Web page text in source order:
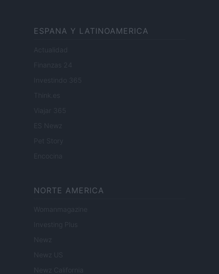
ESPANA Y LATINOAMERICA
Actualidad
Finanzas 24
Investindo 365
Think.es
Viajar 365
ES Newz
Encocina
NORTE AMERICA
Womanmagazine
Investing Plus
Newz
Newz US
Newz California